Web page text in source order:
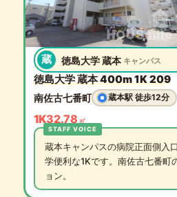
蔵 徳島大学 蔵本 キャンパス
徳島大学 蔵本 400m 1K 209
南佐古七番町 蔵本駅 徒歩12分
1K32.78 ㎡
蔵本キャンパスの病院正面側入
学便利な1Kです。南佐古七番町
ョン。